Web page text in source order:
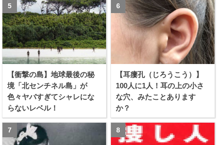
【衝撃の島】地球最後の秘
境「北センチネル島」が
色々ヤバすぎてシャレにな
らないレベル！
【耳瘻孔（じろうこう）】
100人に1人！耳の上の小さ
な穴、みたことあります
か？